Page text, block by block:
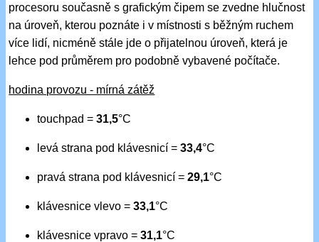
procesoru současně s grafickým čipem se zvedne hlučnost
na úroveň, kterou poznáte i v místnosti s běžným ruchem
více lidí, nicméně stále jde o přijatelnou úroveň, která je
lehce pod průměrem pro podobně vybavené počítače.
hodina provozu - mírná zátěž
touchpad =31,5°C
levá strana pod klávesnicí =33,4°C
pravá strana pod klávesnicí =29,1°C
klávesnice vlevo =33,1°C
klávesnice vpravo =31,1°C